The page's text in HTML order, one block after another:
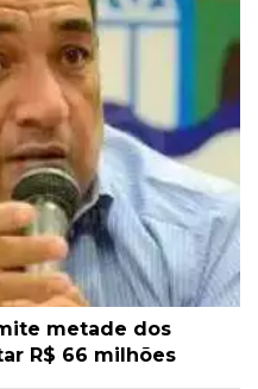
metade dos
R$ 66 milhões